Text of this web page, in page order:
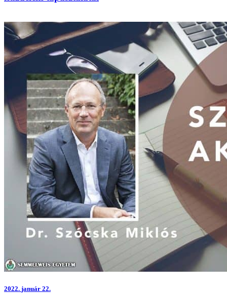
2022. január 22.